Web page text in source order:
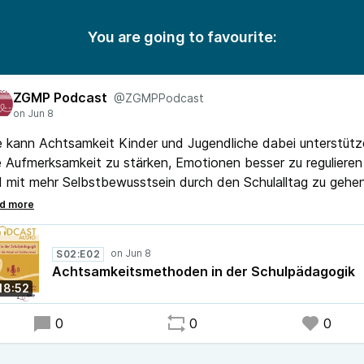
You are going to favourite:
ZGMP Podcast @ZGMPPodcast
kann Achtsamkeit Kinder und Jugendliche dabei
Aufmerksamkeit zu stärken, Emotionen besser zu regulieren
mit mehr Selbstbewusstsein durch den Schulalltag zu
praxisnahen Podcast erklärt Kathrin Andrusko,
anhand konkreter Übungen und sofort
Impulse, wie Achtsamkeit nachhaltig und
in den Unterricht integriert werden kann.
S02:E02
Achtsamkeitsmethoden in der Schulpädagogik
0 0 0